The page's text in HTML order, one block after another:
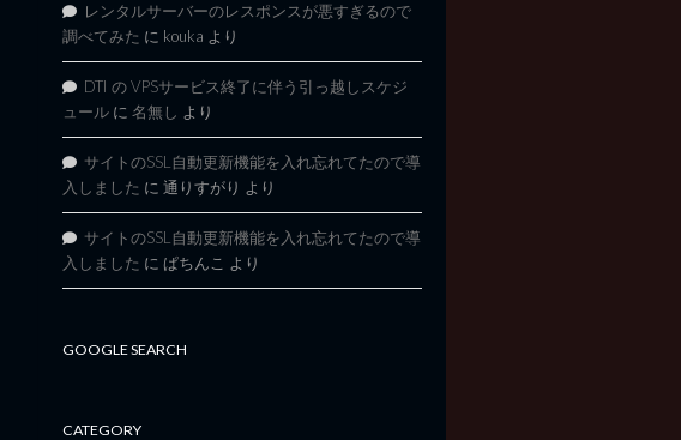
レンタルサーバーのレスポンスが悪すぎるので
調べてみた に kouka より
DTI の VPSサービス終了に伴う引っ越しスケジ
ュール に 名無し より
サイトのSSL自動更新機能を入れ忘れてたので導
入しました に 通りすがり より
サイトのSSL自動更新機能を入れ忘れてたので導
入しました に ぱちんこ より
GOOGLE SEARCH
CATEGORY